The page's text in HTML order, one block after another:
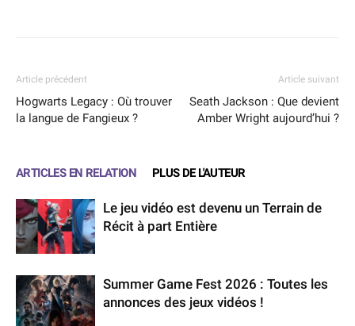
Article précédent
Hogwarts Legacy : Où trouver
la langue de Fangieux ?
Article suivant
Seath Jackson : Que devient
Amber Wright aujourd’hui ?
ARTICLES EN RELATION PLUS DE L'AUTEUR
Le jeu vidéo est devenu un Terrain de
Récit à part Entière
Summer Game Fest 2026 : Toutes les
annonces des jeux vidéos !